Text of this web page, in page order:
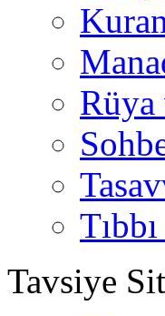
Rüya
Tavsiye